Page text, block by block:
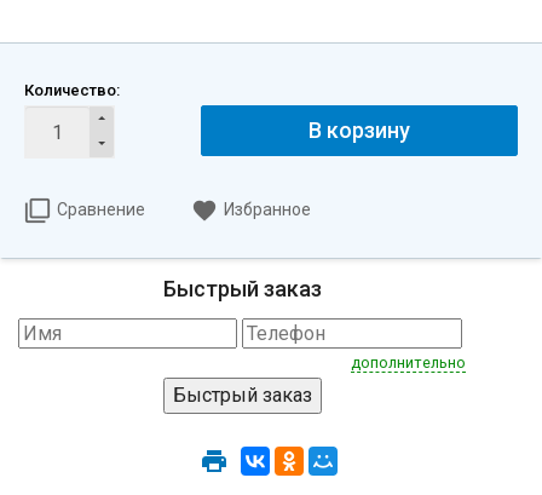
Количество:
В корзину
Сравнение Избранное
Быстрый заказ
дополнительно